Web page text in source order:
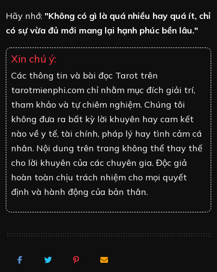
Hãy nhớ: "Không có gì là quá nhiều hay quá ít, chỉ
có sự vừa đủ mới mang lại hạnh phúc bền lâu."
Xin chú ý:
Các thông tin và bài đọc Tarot trên
tarotmienphi.com chỉ nhằm mục đích giải trí,
tham khảo và tự chiêm nghiệm. Chúng tôi
không đưa ra bất kỳ lời khuyên hay cam kết
nào về y tế, tài chính, pháp lý hay tình cảm cá
nhân. Nội dung trên trang không thể thay thế
cho lời khuyên của các chuyên gia. Độc giả
hoàn toàn chịu trách nhiệm cho mọi quyết
định và hành động của bản thân.